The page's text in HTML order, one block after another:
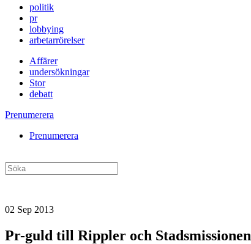
politik
pr
lobbying
arbetarrörelser
Affärer
undersökningar
Stor
debatt
Prenumerera
Prenumerera
02 Sep 2013
Pr-guld till Rippler och Stadsmissionen